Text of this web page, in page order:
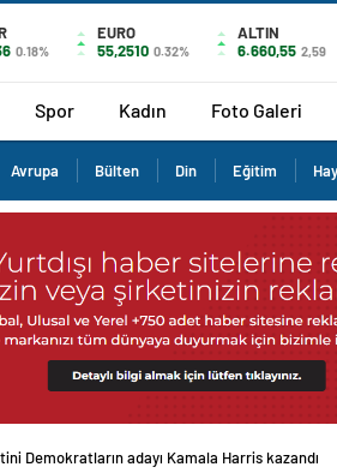
0.18%
EURO
55,2510 0.32%
ALTIN
6.660,55 2,59
Spor Kadın Foto Galeri
Avrupa Bülten Din Eğitim
Demokratların adayı Kamala Harris kazandı